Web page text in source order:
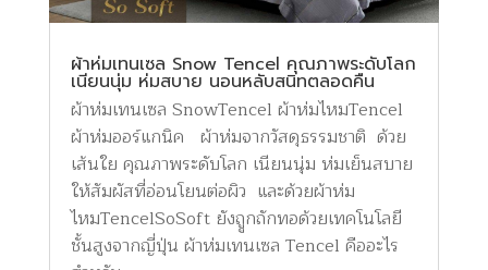
ผ้าห่มเทนเซล Snow Tencel คุณภาพระดับโลก
เนียนนุ่ม ห่มสบาย นอนหลับสนิทตลอดคืน
ผ้าห่มเทนเซล SnowTencel ผ้าห่มไหมTencel
ผ้าห่มออร์แกนิค ผ้าห่มจากวัสดุธรรมชาติ ด้วย
เส้นใย คุณภาพระดับโลก เนียนนุ่ม ห่มเย็นสบาย
ให้สัมผัสที่อ่อนโยนต่อผิว และด้วยผ้าห่ม
ไหมTencelSoSoft ยังถููกถักทอด้วยเทคโนโลยี
ชั้นสูงจากญี่ปุ่น ผ้าห่มเทนเซล Tencel คืออะไร